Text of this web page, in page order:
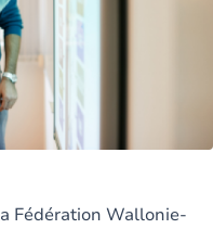
Fédération Wallonie-